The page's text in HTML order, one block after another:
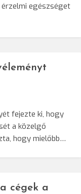
egészséget
fejezte ki, hogy
a közelgő
hogy mielőbb…
cégek a